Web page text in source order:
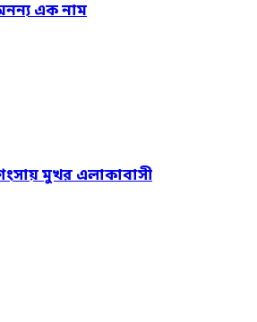
এক নাম
মুখর এলাকাবাসী